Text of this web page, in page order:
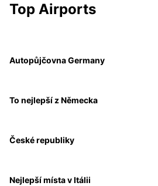
Top Airports
Autopůjčovna Germany
To nejlepší z Německa
České republiky
Nejlepší místa v Itálii